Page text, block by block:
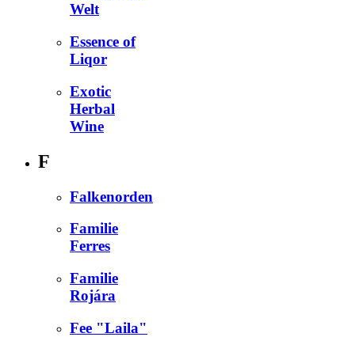
Welt
Essence of
Liqor
Exotic
Herbal
Wine
F
Falkenorden
Familie
Ferres
Familie
Rojára
Fee "Laila"